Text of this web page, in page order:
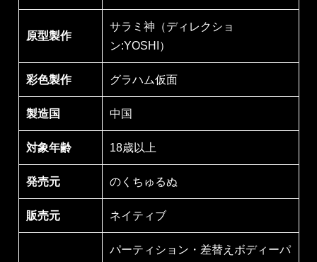
原型製作
サラミ神（ディレクショ
ン:YOSHI）
彩色製作 グラハム仮面
製造国 中国
対象年齢 18歳以上
発売元 のくちゅるぬ
販売元 ネイティブ
パーティション・差替えボディーパ